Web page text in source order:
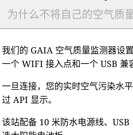
为什么不将自己的空气质
我们的 GAIA 空气质量监测器设
一个 WIFI 接入点和一个 USB 兼
一旦连接，您的实时空气污染水
过 API 显示。
该站配备 10 米防水电源线、